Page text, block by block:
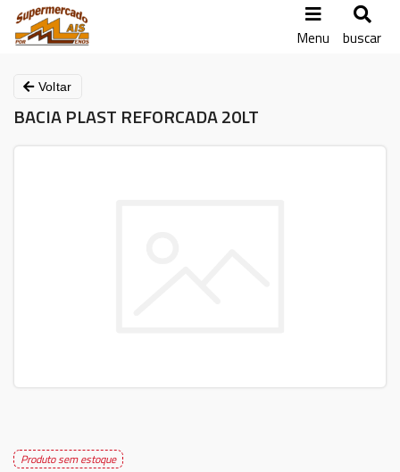
Menu buscar
Voltar
BACIA PLAST REFORCADA 20LT
Produto sem estoque